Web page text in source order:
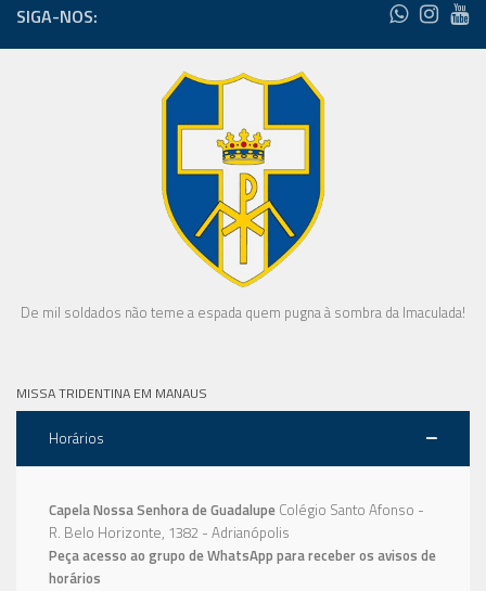
SIGA-NOS:
De mil soldados não teme a espada quem pugna à sombra da Imaculada!
MISSA TRIDENTINA EM MANAUS
Horários
Capela Nossa Senhora de Guadalupe Colégio Santo Afonso -
R. Belo Horizonte, 1382 - Adrianópolis
Peça acesso ao grupo de WhatsApp para receber os avisos de
horários